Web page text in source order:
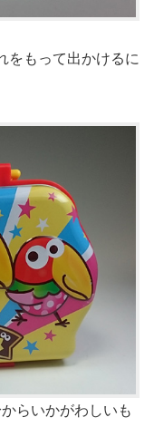
をもって出かけるに
らいかがわしいも